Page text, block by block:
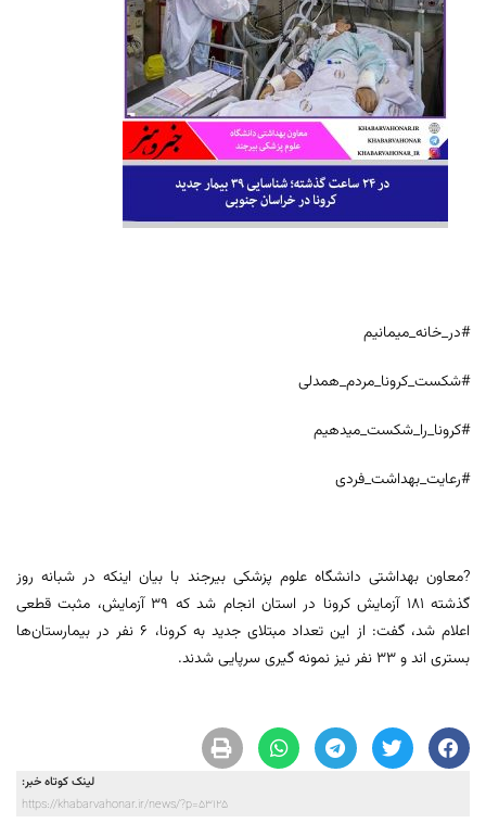
#در_خانه_میمانیم
#شکست_کرونا_مردم_همدلی
#کرونا_را_شکست_میدهیم
#رعایت_بهداشت_فردی
?معاون بهداشتی دانشگاه علوم پزشکی بیرجند با بیان اینکه در شبانه روز
گذشته 181 آزمایش کرونا در استان انجام شد که 39 آزمایش، مثبت قطعی
اعلام شد، گفت: از این تعداد مبتلای جدید به کرونا، 6 نفر در بیمارستان‌ها
بستری اند و 33 نفر نیز نمونه گیری سرپایی شدند.
لینک کوتاه خبر:
https://khabarvahonar.ir/news/?p=53125